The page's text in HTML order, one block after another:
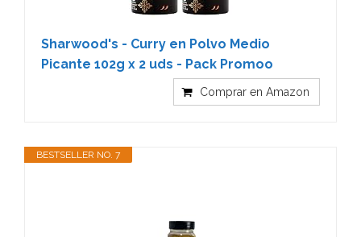
Sharwood's - Curry en Polvo Medio
Picante 102g x 2 uds - Pack Promoo
Comprar en Amazon
BESTSELLER NO. 7